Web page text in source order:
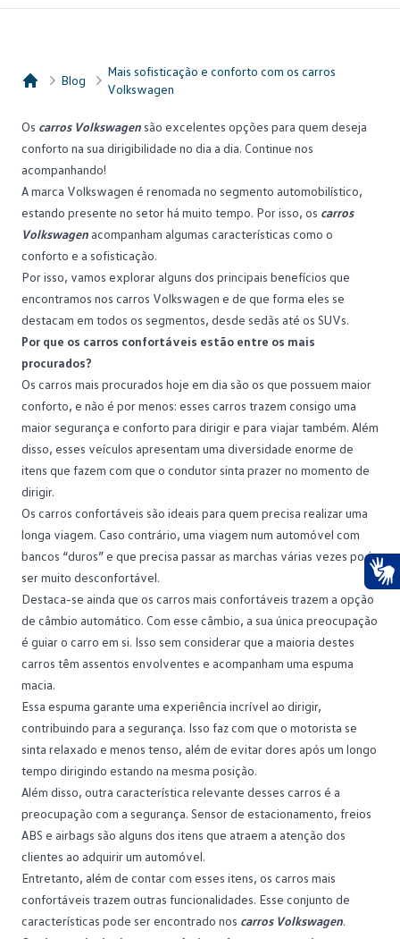
Consórcio Embracon
Blog
Mais sofisticação e conforto com os carros
Volkswagen
Os carros Volkswagen são excelentes opções para quem deseja
conforto na sua dirigibilidade no dia a dia. Continue nos
acompanhando!
A marca Volkswagen é renomada no segmento automobilístico,
estando presente no setor há muito tempo. Por isso, os carros
Volkswagen acompanham algumas características como o
conforto e a sofisticação.
Por isso, vamos explorar alguns dos principais benefícios que
encontramos nos carros Volkswagen e de que forma eles se
destacam em todos os segmentos, desde sedãs até os SUVs.
Por que os carros confortáveis estão entre os mais
procurados?
Os carros mais procurados hoje em dia são os que possuem maior
conforto, e não é por menos: esses carros trazem consigo uma
maior segurança e conforto para dirigir e para viajar também. Além
disso, esses veículos apresentam uma diversidade enorme de
itens que fazem com que o condutor sinta prazer no momento de
dirigir.
Os carros confortáveis são ideais para quem precisa realizar uma
longa viagem. Caso contrário, uma viagem num automóvel com
bancos “duros” e que precisa passar as marchas várias vezes pode
ser muito desconfortável.
Destaca-se ainda que os carros mais confortáveis trazem a opção
de câmbio automático. Com esse câmbio, a sua única preocupação
é guiar o carro em si. Isso sem considerar que a maioria destes
carros têm assentos envolventes e acompanham uma espuma
macia.
Essa espuma garante uma experiência incrível ao dirigir,
contribuindo para a segurança. Isso faz com que o motorista se
sinta relaxado e menos tenso, além de evitar dores após um longo
tempo dirigindo estando na mesma posição.
Além disso, outra característica relevante desses carros é a
preocupação com a segurança. Sensor de estacionamento, freios
ABS e airbags são alguns dos itens que atraem a atenção dos
clientes ao adquirir um automóvel.
Entretanto, além de contar com esses itens, os carros mais
confortáveis trazem outras funcionalidades. Esse conjunto de
características pode ser encontrado nos carros Volkswagen.